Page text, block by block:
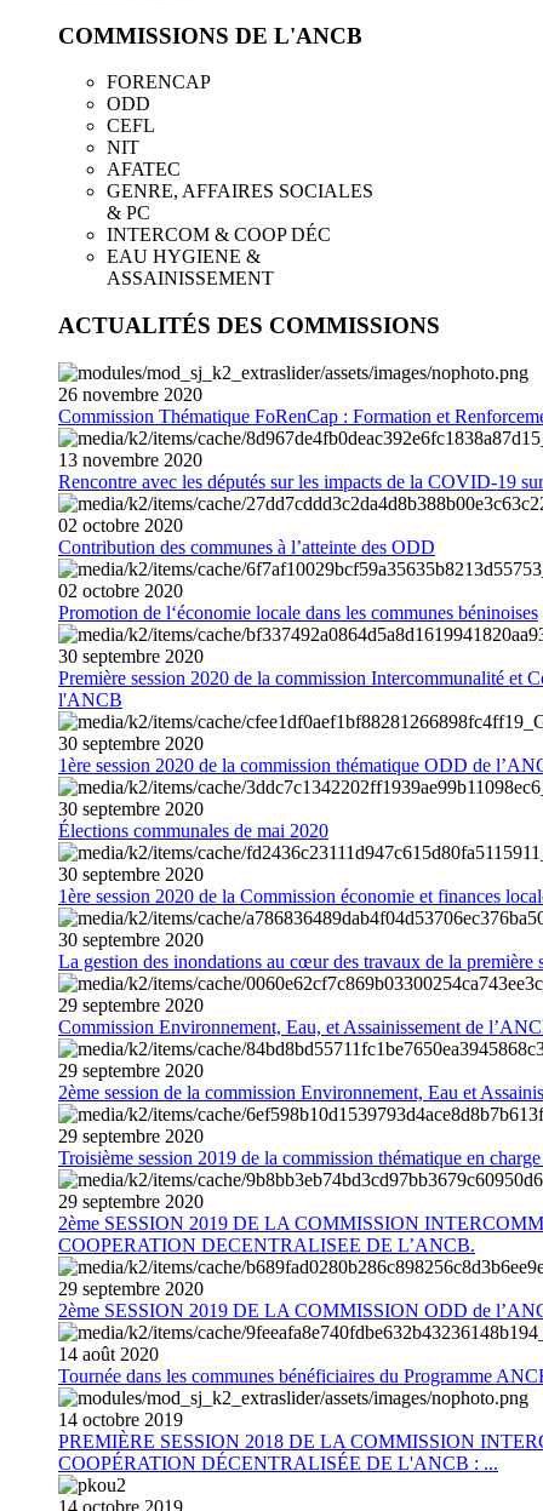
COMMISSIONS DE L'ANCB
FORENCAP
ODD
CEFL
NIT
AFATEC
GENRE, AFFAIRES SOCIALES
& PC
INTERCOM & COOP DÉC
EAU HYGIENE &
ASSAINISSEMENT
ACTUALITÉS DES COMMISSIONS
26 novembre 2020
Commission Thématique FoRenCap : Formation et
13 novembre 2020
Rencontre avec les députés sur les impacts de la COVID-19
02 octobre 2020
Contribution des communes à l’atteinte des ODD
02 octobre 2020
Promotion de l‘économie locale dans les communes béninoises
30 septembre 2020
Première session 2020 de la commission Intercommunalité et
l'ANCB
30 septembre 2020
1ère session 2020 de la commission thématique ODD de
30 septembre 2020
Élections communales de mai 2020
30 septembre 2020
1ère session 2020 de la Commission économie et finances
30 septembre 2020
La gestion des inondations au cœur des travaux de la première
29 septembre 2020
Commission Environnement, Eau, et Assainissement de
29 septembre 2020
2ème session de la commission Environnement, Eau et
29 septembre 2020
Troisième session 2019 de la commission thématique en
29 septembre 2020
2ème SESSION 2019 DE LA COMMISSION
COOPERATION DECENTRALISEE DE L’ANCB.
29 septembre 2020
2ème SESSION 2019 DE LA COMMISSION ODD de
14 août 2020
Tournée dans les communes bénéficiaires du Programme
14 octobre 2019
PREMIÈRE SESSION 2018 DE LA COMMISSION
COOPÉRATION DÉCENTRALISÉE DE L'ANCB : ...
14 octobre 2019